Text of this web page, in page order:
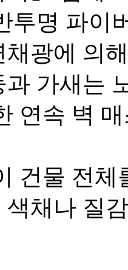
투명 파이
광에 의
가새는
연속 벽
건물 전
채나 질